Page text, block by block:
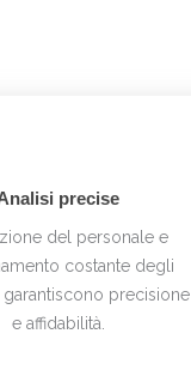
precise
del personale e
costante degli
precisione
e affidabilità.